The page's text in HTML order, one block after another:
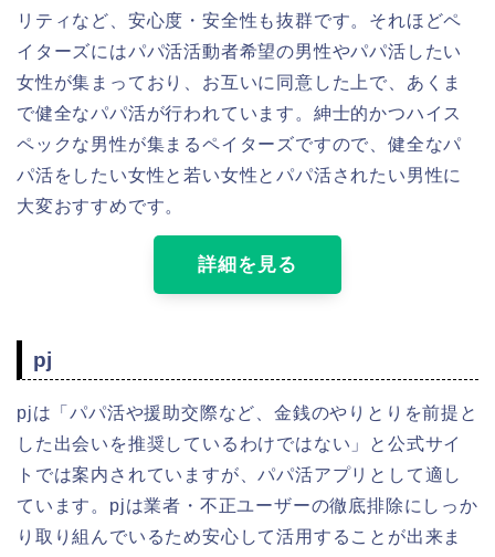
リティなど、安心度・安全性も抜群です。それほどペ
イターズにはパパ活活動者希望の男性やパパ活したい
女性が集まっており、お互いに同意した上で、あくま
で健全なパパ活が行われています。紳士的かつハイス
ペックな男性が集まるペイターズですので、健全なパ
パ活をしたい女性と若い女性とパパ活されたい男性に
大変おすすめです。
詳細を見る
pj
pjは「パパ活や援助交際など、金銭のやりとりを前提と
した出会いを推奨しているわけではない」と公式サイ
トでは案内されていますが、パパ活アプリとして適し
ています。pjは業者・不正ユーザーの徹底排除にしっか
り取り組んでいるため安心して活用することが出来ま